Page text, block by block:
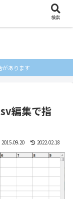
があります
編集で指
2015.09.20 2022.02.18
検索